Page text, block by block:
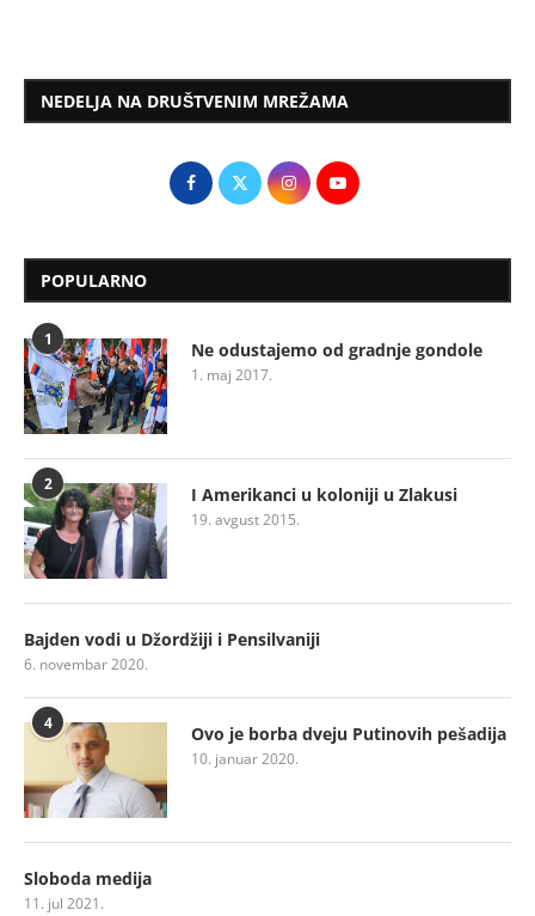
NEDELJA NA DRUŠTVENIM MREŽAMA
POPULARNO
1 Ne odustajemo od gradnje gondole
1. maj 2017.
2 I Amerikanci u koloniji u Zlakusi
19. avgust 2015.
Bajden vodi u Džordžiji i Pensilvaniji
6. novembar 2020.
4 Ovo je borba dveju Putinovih pešadija
10. januar 2020.
Sloboda medija
11. jul 2021.